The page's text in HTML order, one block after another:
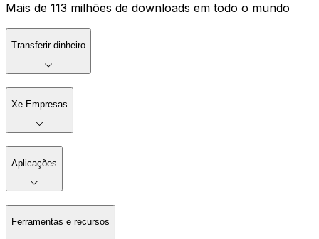
Mais de 113 milhões de downloads em todo o mundo
Transferir dinheiro
Xe Empresas
Aplicações
Ferramentas e recursos